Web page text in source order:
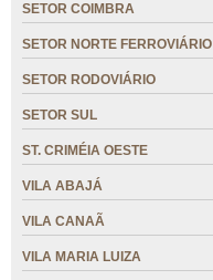
SETOR COIMBRA
SETOR NORTE FERROVIÁRIO
SETOR RODOVIÁRIO
SETOR SUL
ST. CRIMÉIA OESTE
VILA ABAJÁ
VILA CANAÃ
VILA MARIA LUIZA